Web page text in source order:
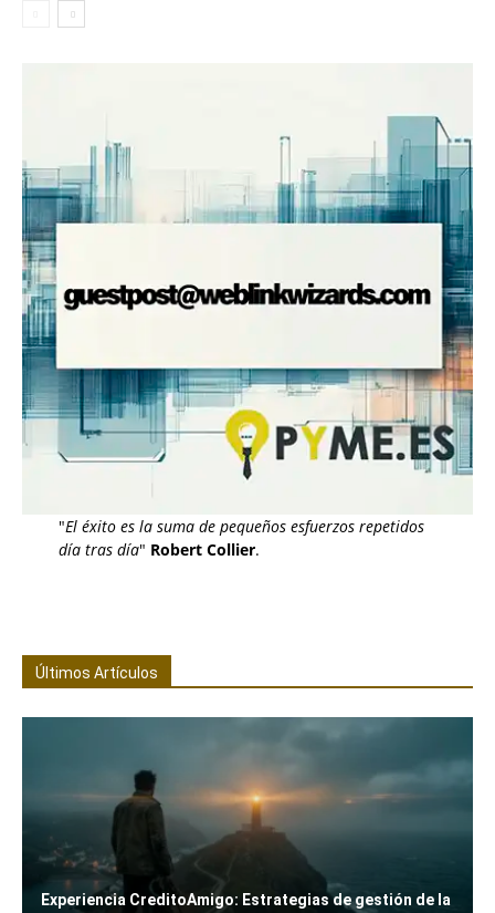
"El éxito es la suma de pequeños esfuerzos repetidos
día tras día" Robert Collier.
Últimos Artículos
Experiencia CreditoAmigo: Estrategias de gestión de la